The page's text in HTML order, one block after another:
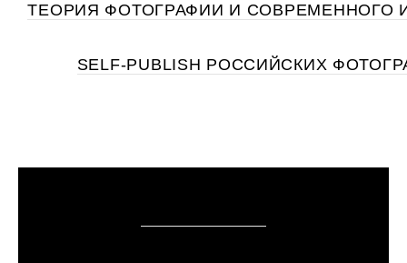
ТЕОРИЯ ФОТОГРАФИИ И СОВРЕМЕННОГО
SELF-PUBLISH РОССИЙСКИХ